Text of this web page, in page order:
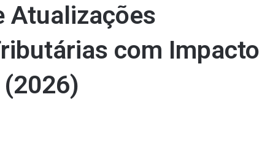
Atualizações
com Impacto